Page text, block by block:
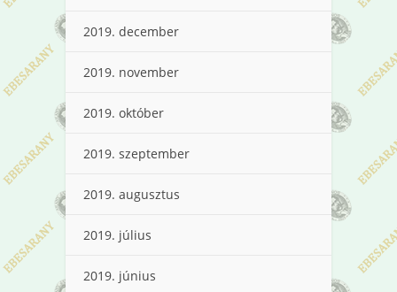
2019. december
2019. november
2019. október
2019. szeptember
2019. augusztus
2019. július
2019. június